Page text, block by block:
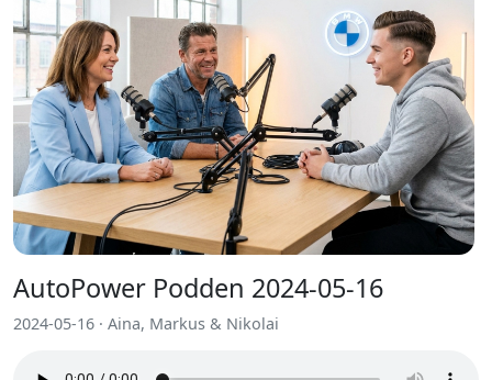
AutoPower Podden 2024-05-16
2024-05-16 · Aina, Markus & Nikolai